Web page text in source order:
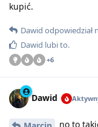
kupić.
Dawid odpowiedział
Dawid lubi to.
+6
Dawid
no to